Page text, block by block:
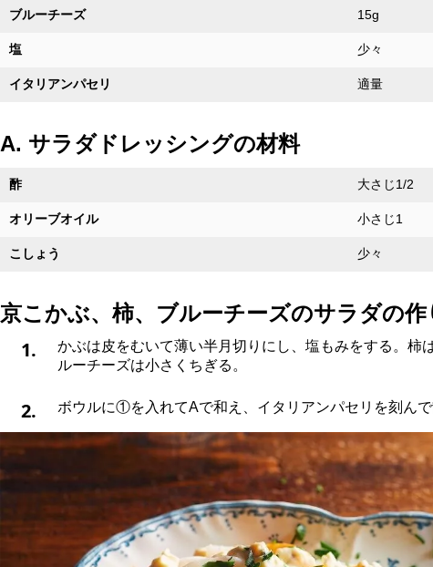
ブルーチーズ 15g
塩 少々
イタリアンパセリ 適量
A. サラダドレッシングの材料
酢 大さじ1/2
オリーブオイル 小さじ1
こしょう 少々
京こかぶ、柿、ブルーチーズのサラダの作
1.
かぶは皮をむいて薄い半月切りにし、塩もみをする。柿
ルーチーズは小さくちぎる。
2. ボウルに①を入れてAで和え、イタリアンパセリを刻んで